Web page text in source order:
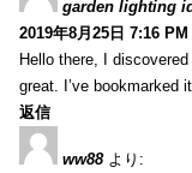
garden lighting
2019年8月25日 7:16 PM
Hello there, I
great. I’ve bookmarked
返信
ww88 より: